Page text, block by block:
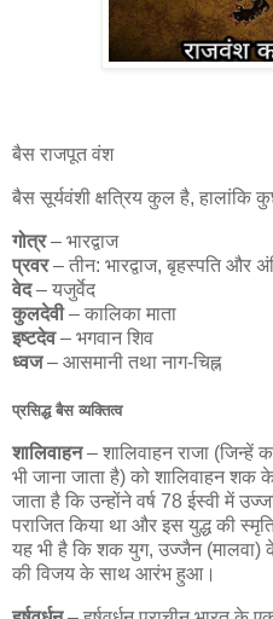
बैस राजपूत वंश
बैस सूर्यवंशी क्षत्रिय कुल है, हालांकि
गोत्र– भारद्वाज
प्रवर– तीन: भारद्वाज, बृहस्पति और
वेद– यजुर्वेद
कुलदेवी– कालिका माता
इष्टदेव– भगवान शिव
ध्वज– आसमानी तथा नाग-चिह्न
प्रसिद्ध बैस व्यक्तित्व
शालिवाहन– शालिवाहन राजा (जिन्हें
भी जाना जाता है) को शालिवाहन शक
जाता है कि उन्होंने वर्ष 78 ईस्वी में
पराजित किया था और इस युद्ध की
यह भी है कि शक युग, उज्जैन (मालवा)
की विजय के साथ आरंभ हुआ।